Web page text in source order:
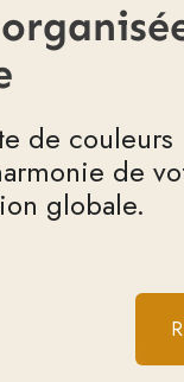
de
de
globale.